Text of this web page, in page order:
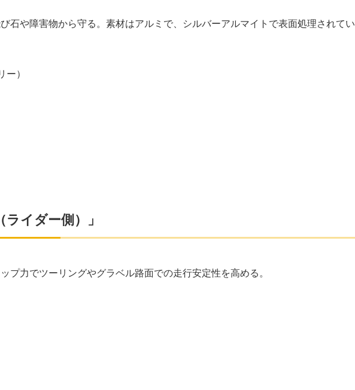
石や障害物から守る。素材はアルミで、シルバーアルマイトで表面処理されてい
）
イダー側）」
プ力でツーリングやグラベル路面での走行安定性を高める。